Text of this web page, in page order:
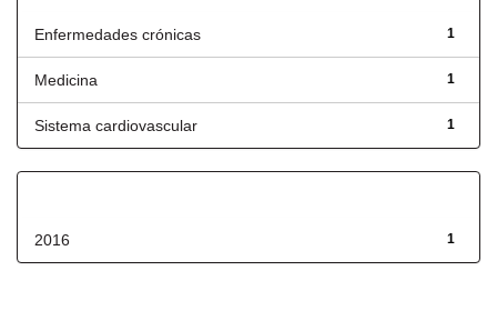
1
Enfermedades crónicas
1
Medicina
1
Sistema cardiovascular
1
2016